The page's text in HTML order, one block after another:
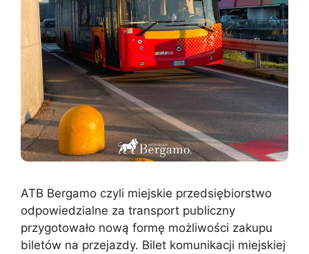
ATB Bergamo czyli miejskie przedsiębiorstwo
odpowiedzialne za transport publiczny
przygotowało nową formę możliwości zakupu
biletów na przejazdy. Bilet komunikacji miejskiej